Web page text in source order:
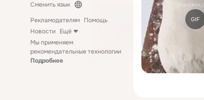
Сменить язык
Рекламодателям Помощь
Новости Ещё
Мы применяем
рекомендательные технологии
Подробнее
GIF